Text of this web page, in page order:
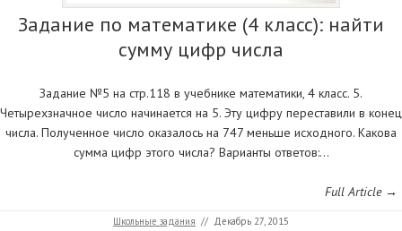
Задание по математике (4 класс): найти
сумму цифр числа
Задание №5 на стр.118 в учебнике математики, 4 класс. 5.
Четырехзначное число начинается на 5. Эту цифру переставили в конец
числа. Полученное число оказалось на 747 меньше исходного. Какова
сумма цифр этого числа? Варианты ответов:…
Full Article →
Школьные задания // Декабрь 27, 2015